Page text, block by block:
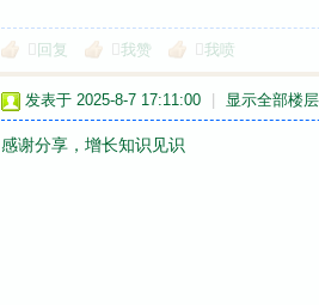
回复 我赞 我喷
发表于 2025-8-7 17:11:00 显示全部楼层
感谢分享，增长知识见识